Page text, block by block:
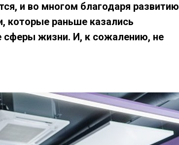
и во многом благодаря развитию
которые раньше казались
сферы жизни. И, к сожалению, не